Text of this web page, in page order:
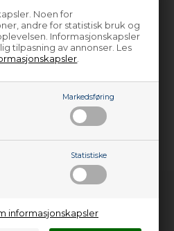
Noen for
andre for statistisk bruk og
Informasjonskapsler
tilpasning av annonser. Les
Markedsføring
Statistiske
informasjonskapsler
om varen?